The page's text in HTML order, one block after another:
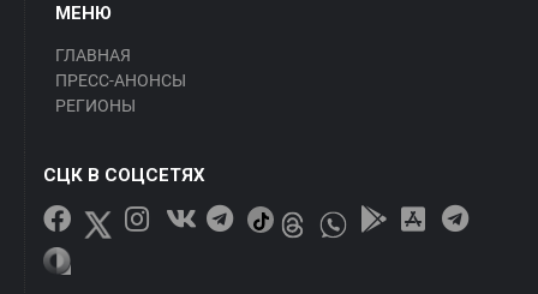
МЕНЮ
ГЛАВНАЯ
ПРЕСС-АНОНСЫ
РЕГИОНЫ
СЦК В СОЦСЕТЯХ